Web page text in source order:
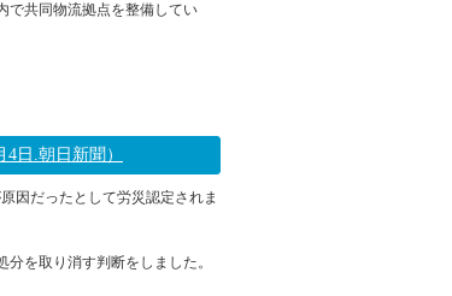
で共同物流拠点を整備してい
日.朝日新聞）
因だったとして労災認定されま
を取り消す判断をしました。